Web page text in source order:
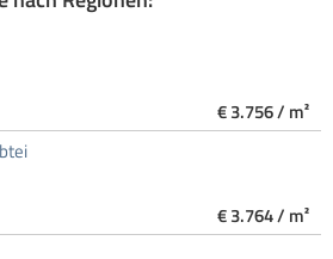
€ 3.756 / m²
€ 3.764 / m²